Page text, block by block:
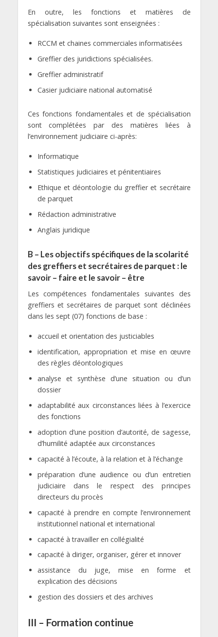
En outre, les fonctions et matières de
spécialisation suivantes sont enseignées :
RCCM et chaines commerciales informatisées
Greffier des juridictions spécialisées.
Greffier administratif
Casier judiciaire national automatisé
Ces fonctions fondamentales et de spécialisation
sont complétées par des matières liées à
l’environnement judiciaire ci-après:
Informatique
Statistiques judiciaires et pénitentiaires
Ethique et déontologie du greffier et secrétaire
de parquet
Rédaction administrative
Anglais juridique
B – Les objectifs spécifiques de la scolarité
des greffiers et secrétaires de parquet : le
savoir – faire et le savoir – être
Les compétences fondamentales suivantes des
greffiers et secrétaires de parquet sont déclinées
dans les sept (07) fonctions de base :
accueil et orientation des justiciables
identification, appropriation et mise en œuvre
des règles déontologiques
analyse et synthèse d’une situation ou d’un
dossier
adaptabilité aux circonstances liées à l’exercice
des fonctions
adoption d’une position d’autorité, de sagesse,
d’humilité adaptée aux circonstances
capacité à l’écoute, à la relation et à l’échange
préparation d’une audience ou d’un entretien
judiciaire dans le respect des principes
directeurs du procès
capacité à prendre en compte l’environnement
institutionnel national et international
capacité à travailler en collégialité
capacité à diriger, organiser, gérer et innover
assistance du juge, mise en forme et
explication des décisions
gestion des dossiers et des archives
III – Formation continue